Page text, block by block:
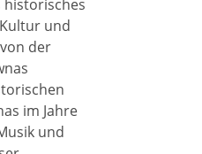
historisches
und
der
im Jahre
und